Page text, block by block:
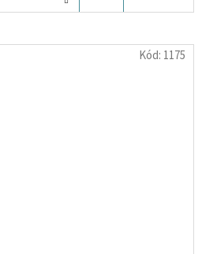
KOŠÍKU
Kód: 1175